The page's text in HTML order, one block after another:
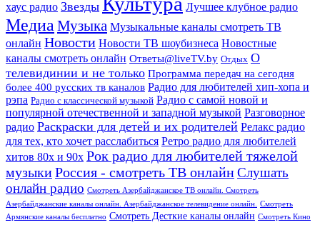
хаус радио Звезды Лучшее клубное радио
Медиа Музыка Музыкальные каналы смотреть ТВ
онлайн Новости Новости ТВ шоубизнеса Новостные
каналы смотреть онлайн Ответы@liveTV.by Отдых О
телевидинии и не только Программа передач на сегодня
более 400 русских тв каналов Радио для любителей хип-хопа и
рэпа Радио с классической музыкой Радио с самой новой и
популярной отечественной и западной музыкой Разговорное
радио Раскраски для детей и их родителей Релакс радио
для тех, кто хочет расслабиться Ретро радио для любителей
хитов 80х и 90х Рок радио для любителей тяжелой
музыкиРоссия - смотреть ТВ онлайнСлушать
онлайн радио Смотреть Азербайджанское ТВ онлайн. Смотреть
Азербайджанские каналы онлайн. Азербайджанское телевидение онлайн.
Смотреть
Армянские каналы бесплатно Смотреть Десткие каналы онлайн Смотреть Кино